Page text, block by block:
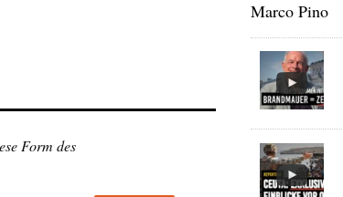
Form des
Marco Pino